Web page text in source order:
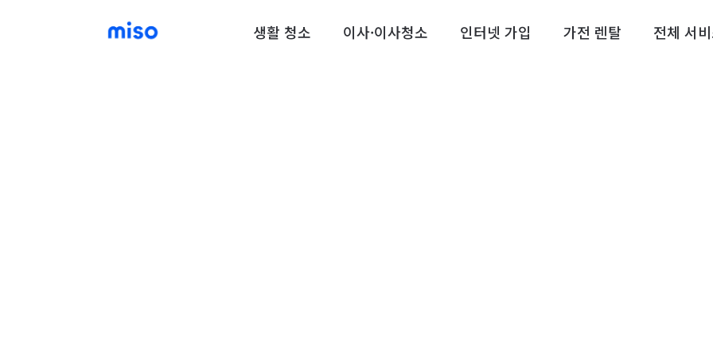
생활 청소 이사·이사청소 인터넷 가입 가전 렌탈 전체 서